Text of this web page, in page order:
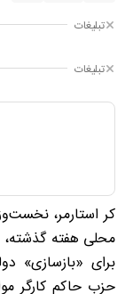
تبلیغات
تبلیغات
کر استارمر،
محلی هفته گذشته،
برای «بازسازی»
حزب حاکم کارگر